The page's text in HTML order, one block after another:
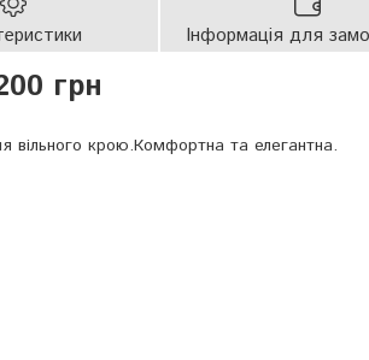
Інформація для
грн
вільного крою.Комфортна та елегантна.